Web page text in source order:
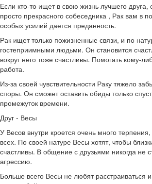
Если кто-то ищет в свою жизнь лучшего друга,
просто прекрасного собеседника , Рак вам в
особых усилий дается преданность.
Рак ищет только пожизненные связи, и по
гостеприимными людьми. Он становится
вокруг него тоже счастливы. Помогать кому-
работа.
Из-за своей чувствительности Раку тяжело
споры. Он сможет оставить обиды только
промежуток времени.
Друг - Весы
У Весов внутри кроется очень много
всех. По своей натуре Весы хотят, чтобы
счастливы. В общение с друзьями никогда не
агрессию.
Больше всего Весы не любят расстраиваться